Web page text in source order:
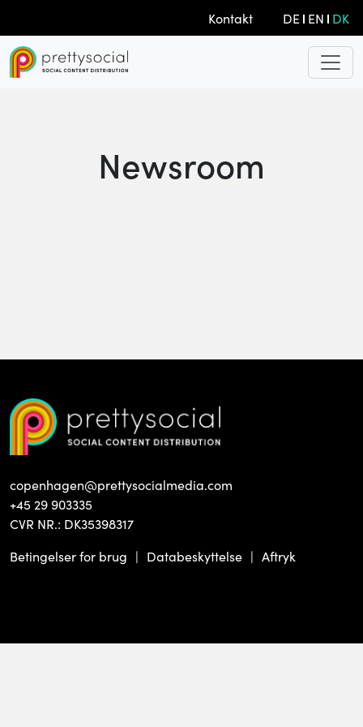
Kontakt DE EN DK
Newsroom
copenhagen@prettysocialmedia.com
+45 29 903335
CVR NR.: DK35398317
Betingelser for brug
Databeskyttelse Aftryk